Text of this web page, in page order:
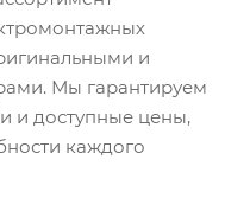
и
Мы гарантируем
и доступные цены,
каждого